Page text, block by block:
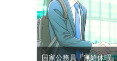
国家公務員「無給休暇